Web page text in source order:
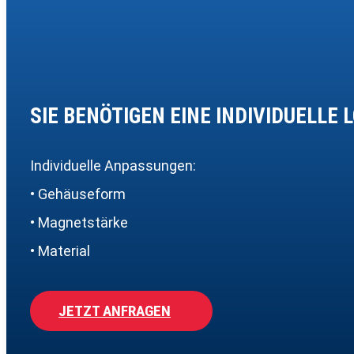
SIE BENÖTIGEN EINE INDIVIDUELLE
Individuelle Anpassungen:
• Gehäuseform
• Magnetstärke
• Material
JETZT ANFRAGEN